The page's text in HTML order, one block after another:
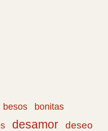
besos
bonitas
desamor deseo